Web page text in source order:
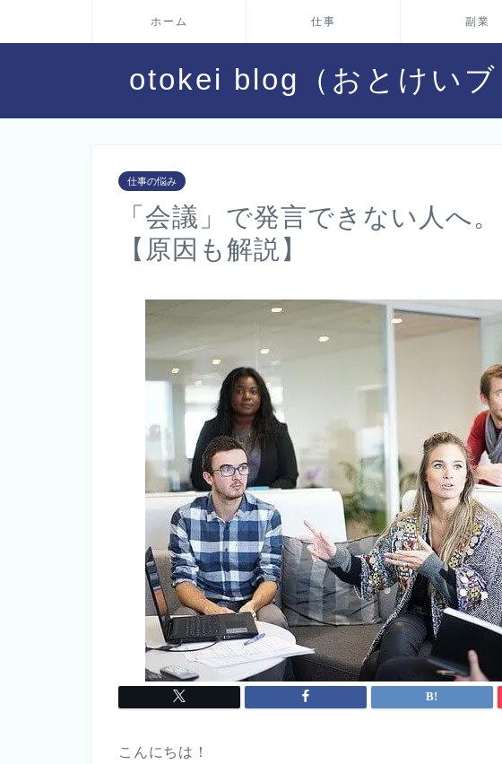
ホーム 仕事 副業
otokei blog（おとけい
仕事の悩み
「会議」で発言できない人へ
【原因も解説】
こんにちは！